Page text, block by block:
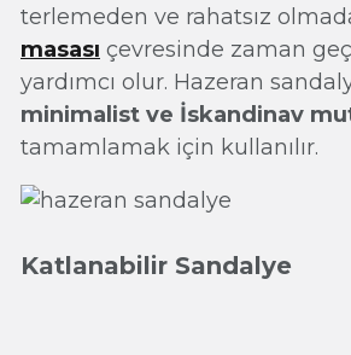
terlemeden ve rahatsız
masası çevresinde zaman
yardımcı olur. Hazeran
minimalist ve İskandinav
tamamlamak için kullanılır.
Katlanabilir Sandalye